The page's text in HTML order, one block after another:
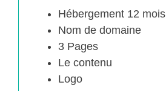
Hébergement 12 mois
Nom de domaine
3 Pages
Le contenu
Logo